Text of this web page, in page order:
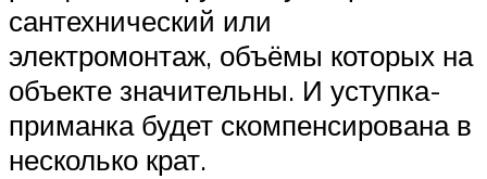
сантехнический или
электромонтаж, объёмы которых на
объекте значительны. И уступка-
приманка будет скомпенсирована в
несколько крат.